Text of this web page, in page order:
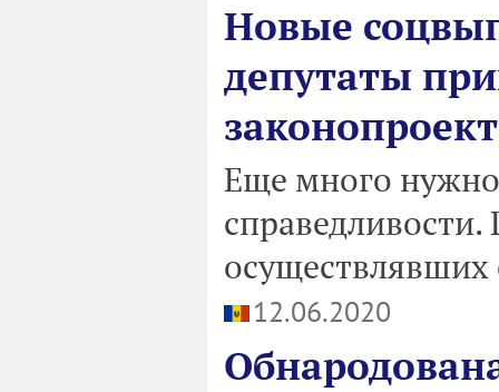
Новые
депутаты
законопроект
Еще много нужно
осуществлявших
12.06.2020